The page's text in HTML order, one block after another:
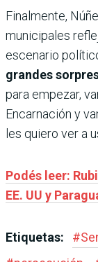
Finalmente,
municipales
escenario
grandes
para empezar,
Encarnación y
les quiero ver a
Podés leer:
EE. UU y
Etiquetas: #